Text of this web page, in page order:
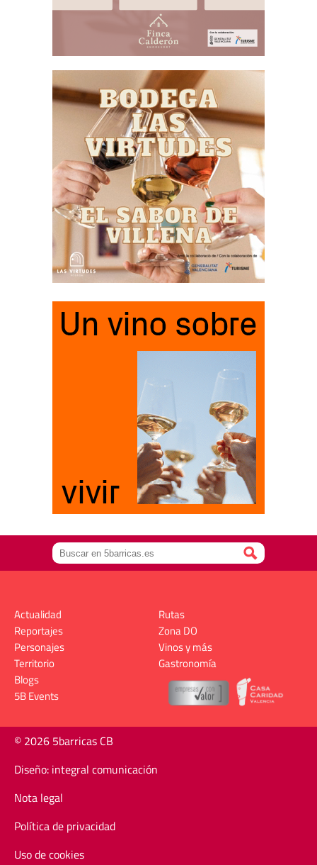
Actualidad
Reportajes
Personajes
Territorio
Rutas
Zona DO
Vinos y más
Gastronomía
Blogs
5B Events
© 2026 5barricas CB
Diseño: integral comunicación
Nota legal
Política de privacidad
Uso de cookies